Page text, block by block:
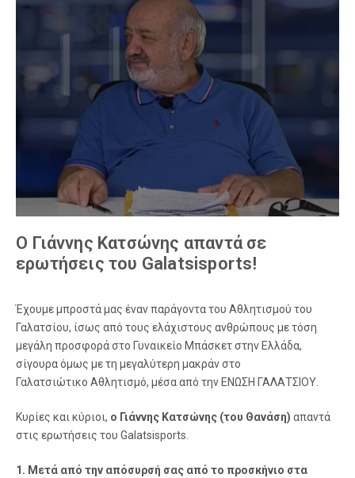
Ο Γιάννης Κατσώνης απαντά σε
ερωτήσεις του Galatsisports!
Έχουμε μπροστά μας έναν παράγοντα του Αθλητισμού του
Γαλατσίου, ίσως από τους ελάχιστους ανθρώπους με τόση
μεγάλη προσφορά στο Γυναικείο Μπάσκετ στην Ελλάδα,
σίγουρα όμως με τη μεγαλύτερη μακράν στο
Γαλατσιώτικο Αθλητισμό, μέσα από την ΕΝΩΣΗ ΓΑΛΑΤΣΙΟΥ.
Κυρίες και κύριοι, ο Γιάννης Κατσώνης (του Θανάση) απαντά
στις ερωτήσεις του Galatsisports.
1. Μετά από την απόσυρσή σας από το προσκήνιο στα